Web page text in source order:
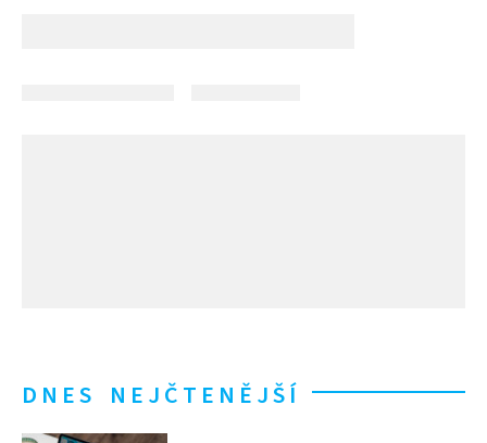
DNES NEJČTENĚJŠÍ